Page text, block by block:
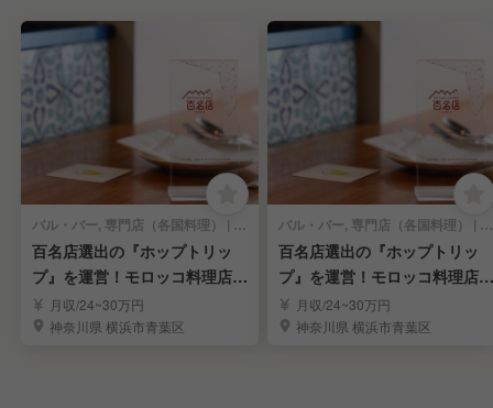
バル・バー, 専門店（各国料理） | キッチンスタッフ
百名店選出の『ホップトリッ
プ』を運営！モロッコ料理店の
料理候補を募集！
月収/24~30万円
神奈川県 横浜市青葉区
バル・バー, 専門店（各国料理） | 店長・店長候補
百名店選出の『ホップトリッ
プ』を運営！モロッコ料理店の
店長を募集！
月収/24~30万円
神奈川県 横浜市青葉区